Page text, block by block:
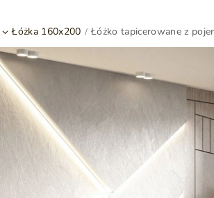
Łóżka 160x200 Łóżko tapicerowane z